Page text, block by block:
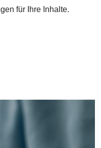
für Ihre Inhalte.